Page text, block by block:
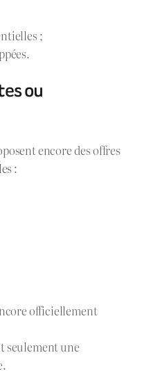
;
ou
encore des offres
:
officiellement
seulement une